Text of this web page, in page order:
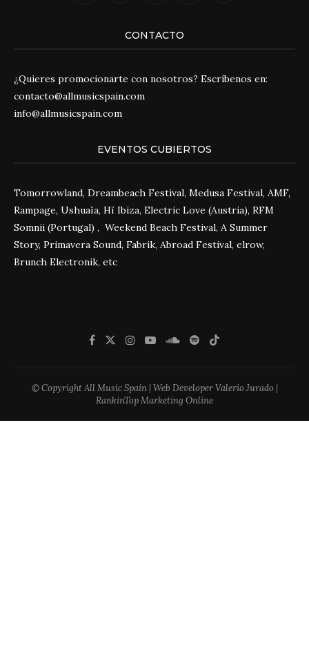
CONTACTO
¿Quieres promocionarte con nosotros? Escríbenos en:
contacto@allmusicspain.com
info@allmusicspain.com
EVENTOS CUBIERTOS
Tomorrowland, Dreambeach Festival, Medusa Festival, AMF,
Rampage, Ushuaïa, Hï Ibiza, Electric Love (Austria), RFM
Somnii (Portugal) , Weekend Beach Festival, A Summer
Story, Primavera Sound, Fabrik, Abroad Festival, elrow,
Brunch Electronik, etc
© Copyright All Music Spain | Web Developer Valerio Jurado |
RankinTop Marketing Online